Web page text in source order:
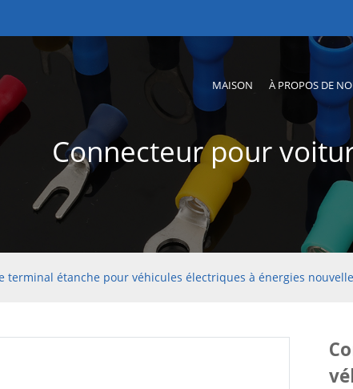
MAISON À PROPOS DE
Connecteur pour
terminal étanche pour véhicules électriques à énergies